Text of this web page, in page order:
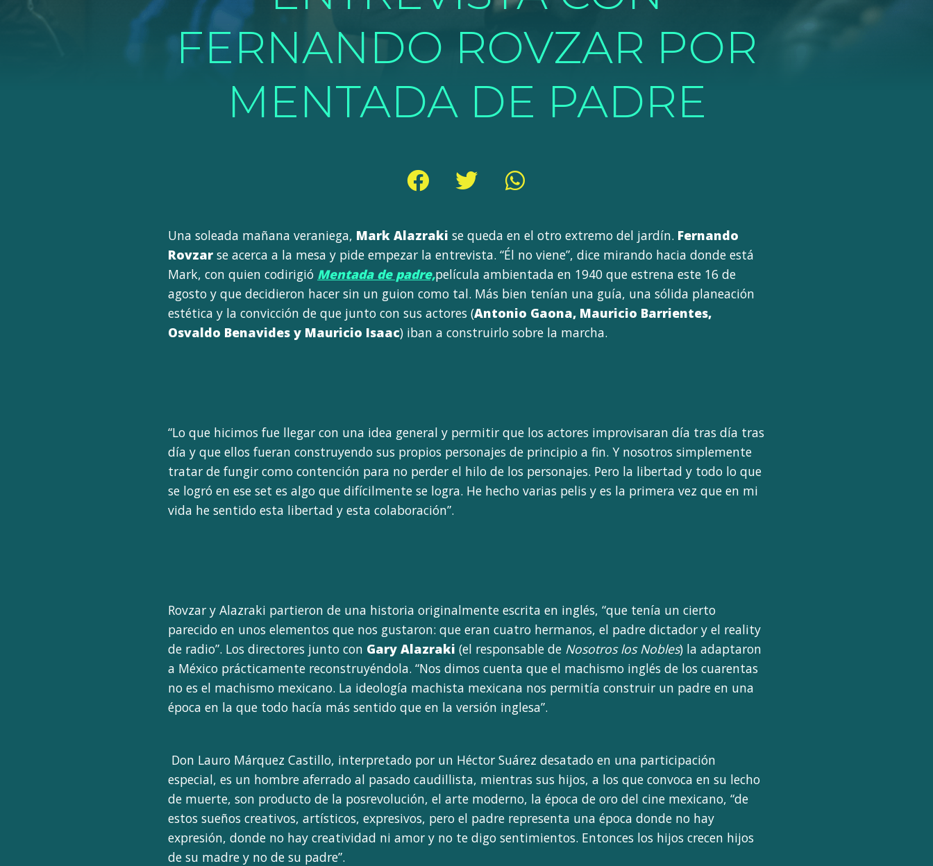
FERNANDO ROVZAR POR
MENTADA DE PADRE
Una soleada mañana veraniega, Mark Alazraki se queda en el otro extremo del jardín. Fernando
Rovzar se acerca a la mesa y pide empezar la entrevista. “Él no viene”, dice mirando hacia donde está
Mark, con quien codirigió Mentada de padre,película ambientada en 1940 que estrena este 16 de
agosto y que decidieron hacer sin un guion como tal. Más bien tenían una guía, una sólida planeación
estética y la convicción de que junto con sus actores (Antonio Gaona, Mauricio Barrientes,
Osvaldo Benavides y Mauricio Isaac) iban a construirlo sobre la marcha.
“Lo que hicimos fue llegar con una idea general y permitir que los actores improvisaran día tras día tras
día y que ellos fueran construyendo sus propios personajes de principio a fin. Y nosotros simplemente
tratar de fungir como contención para no perder el hilo de los personajes. Pero la libertad y todo lo que
se logró en ese set es algo que difícilmente se logra. He hecho varias pelis y es la primera vez que en mi
vida he sentido esta libertad y esta colaboración”.
Rovzar y Alazraki partieron de una historia originalmente escrita en inglés, “que tenía un cierto
parecido en unos elementos que nos gustaron: que eran cuatro hermanos, el padre dictador y el reality
de radio”. Los directores junto con Gary Alazraki (el responsable de Nosotros los Nobles) la adaptaron
a México prácticamente reconstruyéndola. “Nos dimos cuenta que el machismo inglés de los cuarentas
no es el machismo mexicano. La ideología machista mexicana nos permitía construir un padre en una
época en la que todo hacía más sentido que en la versión inglesa”.
Don Lauro Márquez Castillo, interpretado por un Héctor Suárez desatado en una participación
especial, es un hombre aferrado al pasado caudillista, mientras sus hijos, a los que convoca en su lecho
de muerte, son producto de la posrevolución, el arte moderno, la época de oro del cine mexicano, “de
estos sueños creativos, artísticos, expresivos, pero el padre representa una época donde no hay
expresión, donde no hay creatividad ni amor y no te digo sentimientos. Entonces los hijos crecen hijos
de su madre y no de su padre”.